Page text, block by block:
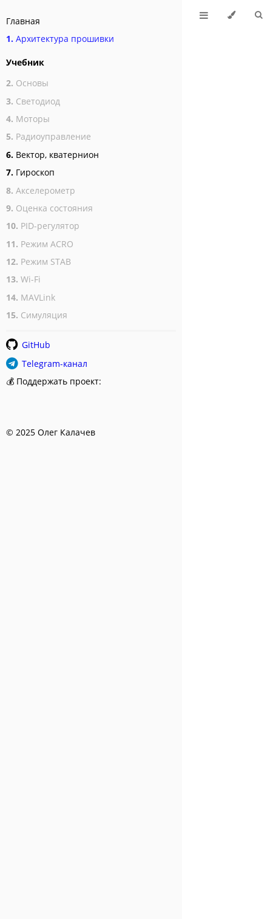
Главная
1. Архитектура прошивки
Учебник
2. Основы
3. Светодиод
4. Моторы
5. Радиоуправление
6. Вектор, кватернион
7. Гироскоп
8. Акселерометр
9. Оценка состояния
10. PID-регулятор
11. Режим ACRO
12. Режим STAB
13. Wi-Fi
14. MAVLink
15. Симуляция
GitHub
Telegram-канал
💰 Поддержать проект:
​ © 2025 Олег Калачев